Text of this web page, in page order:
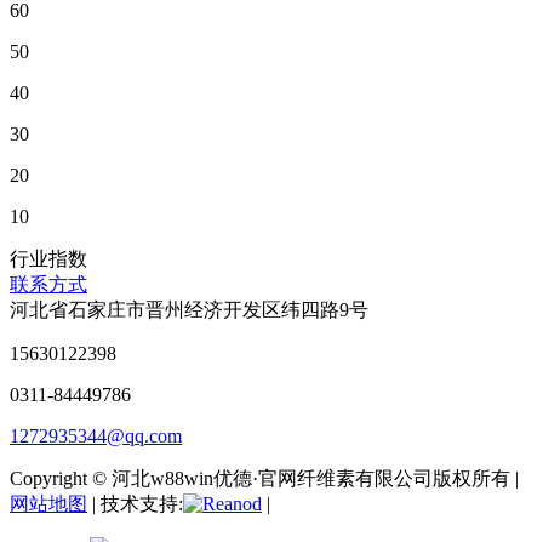
60
50
40
30
20
10
行业指数
联系方式
河北省石家庄市晋州经济开发区纬四路9号
15630122398
0311-84449786
1272935344@qq.com
Copyright © 河北w88win优德·官网纤维素有限公司版权所有 |
网站地图 | 技术支持: |